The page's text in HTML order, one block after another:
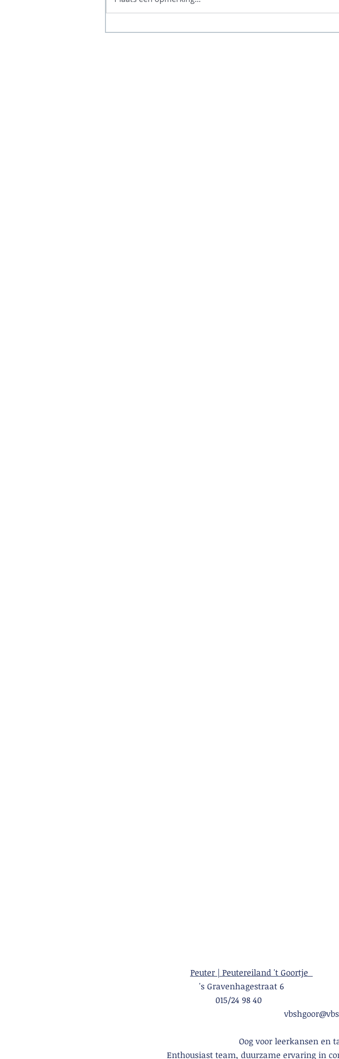
Peuter | Peutereiland 't Goortje
's Gravenhagestraat 6
015/24 98 40
Oog voor leerkansen en
Enthousiast team, duurzame ervaring in